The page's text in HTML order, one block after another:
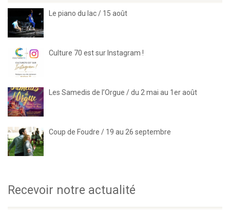
Le piano du lac / 15 août
Culture 70 est sur Instagram !
Les Samedis de l’Orgue / du 2 mai au 1er août
Coup de Foudre / 19 au 26 septembre
Recevoir notre actualité